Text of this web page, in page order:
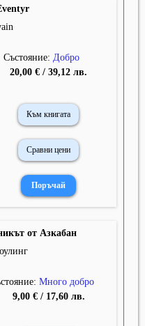
Състояние: Добро
20,00 € / 39,12 лв.
Към книгата
Сравни цени
от Азкабан
Много добро
9,00 € / 17,60 лв.